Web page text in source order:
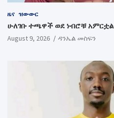
ዜና ዝውውር
ሁለገቡ ተጫዋች ወደ ነብሮቹ አምርቷል
August 9, 2026 ዳንኤል መስፍን